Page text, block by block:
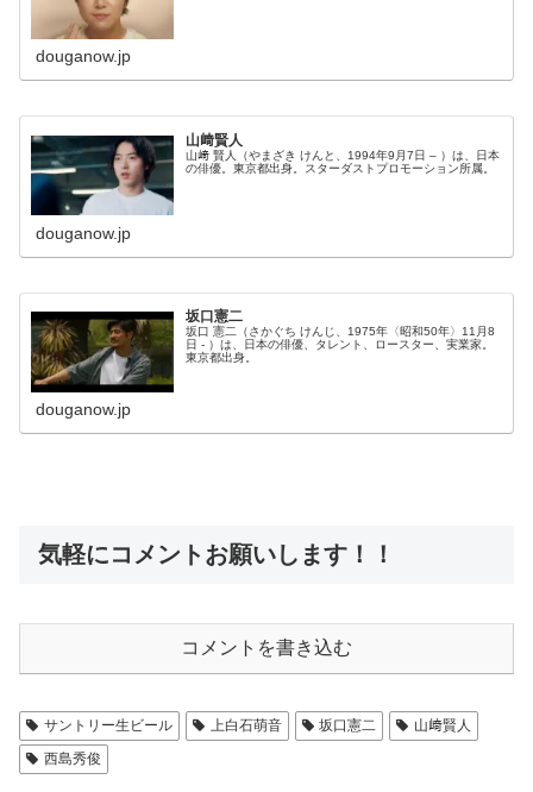
douganow.jp
山﨑賢人
山﨑 賢人（やまざき けんと、1994年9月7日 – ）は、日本
の俳優。東京都出身。スターダストプロモーション所属。
douganow.jp
坂口憲二
坂口 憲二（さかぐち けんじ、1975年〈昭和50年〉11月8
日 - ）は、日本の俳優、タレント、ロースター、実業家。
東京都出身。
douganow.jp
気軽にコメントお願いします！！
コメントを書き込む
サントリー生ビール 上白石萌音 坂口憲二
山﨑賢人
西島秀俊